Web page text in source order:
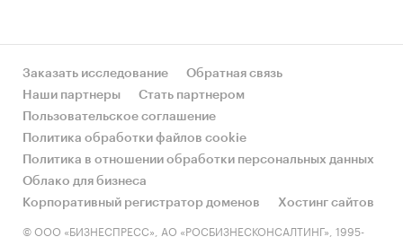
Заказать исследование
Обратная связь
Наши партнеры
Стать партнером
Пользовательское соглашение
Политика обработки файлов cookie
Политика в отношении обработки персональных данных
Облако для бизнеса
Корпоративный регистратор доменов
Хостинг сайтов
© ООО «БИЗНЕСПРЕСС», АО «РОСБИЗНЕСКОНСАЛТИНГ», 1995-